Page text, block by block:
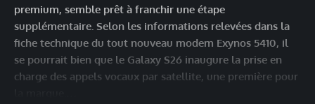
premium, semble prêt à franchir une étape
supplémentaire. Selon les informations relevées dans la
fiche technique du tout nouveau modem Exynos 5410, il
se pourrait bien que le Galaxy S26 inaugure la prise en
charge des appels vocaux par satellite, une première pour